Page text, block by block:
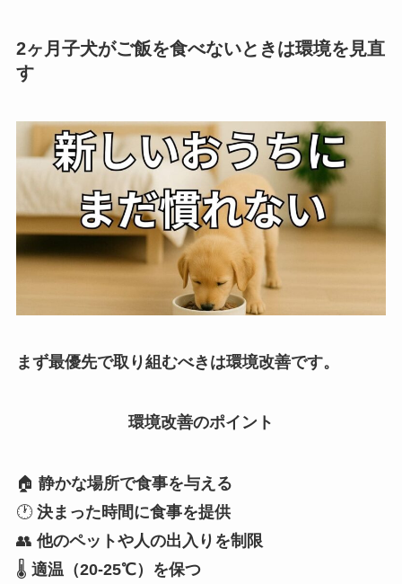
2ヶ月子犬がご飯を食べないときは環境を見直
す
まず最優先で取り組むべきは環境改善です。
環境改善のポイント
🏠 静かな場所で食事を与える
🕐 決まった時間に食事を提供
👥 他のペットや人の出入りを制限
🌡️ 適温（20-25℃）を保つ